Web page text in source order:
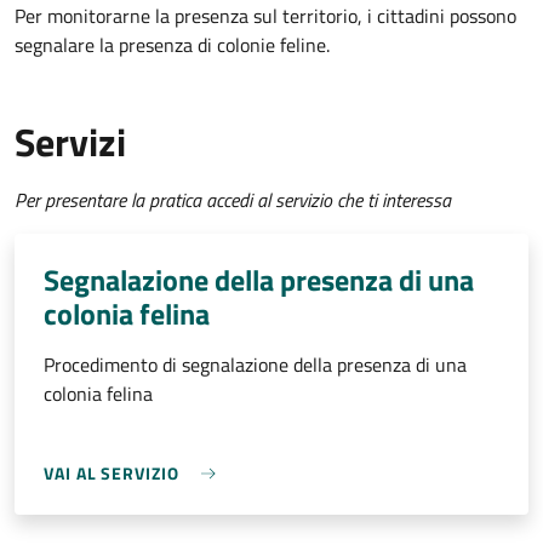
Per monitorarne la presenza sul territorio, i cittadini possono
segnalare la presenza di colonie feline.
Servizi
Per presentare la pratica accedi al servizio che ti interessa
Segnalazione della presenza di una
colonia felina
Procedimento di segnalazione della presenza di una
colonia felina
VAI AL SERVIZIO